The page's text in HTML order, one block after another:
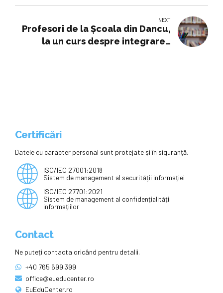
NEXT
Profesori de la Școala din Dancu,
la un curs despre integrarea
Certificări
Datele cu caracter personal sunt protejate și în siguranță.
ISO/IEC 27001:2018
Sistem de management al securității informației
ISO/IEC 27701:2021
Sistem de management al confidențialității
informațiilor
Contact
Ne puteți contacta oricând pentru detalii.
+40 765 699 399
office@eueducenter.ro
EuEduCenter.ro